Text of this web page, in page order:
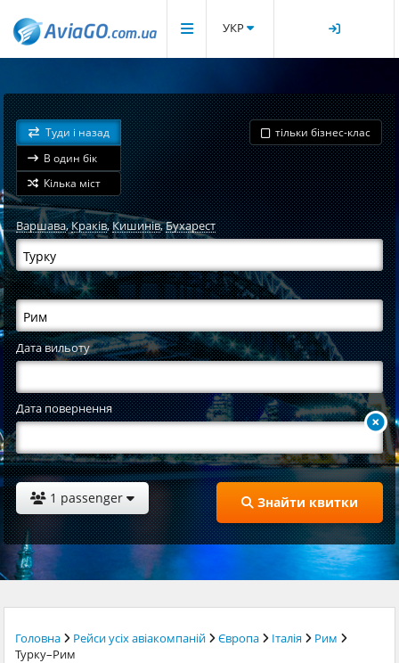
УКР
Туди і назад
В один бік
Кілька міст
тільки бізнес-клас
Варшава,Краків,Кишинів,Бухарест
Дата вильоту
Дата повернення
1 passenger Знайти квитки
Головна Рейси усіх авіакомпаній Європа Італія
Рим
Турку–Рим